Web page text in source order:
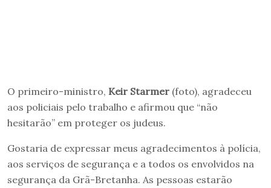
O primeiro-ministro, Keir Starmer (foto), agradeceu
aos policiais pelo trabalho e afirmou que “não
hesitarão” em proteger os judeus.
Gostaria de expressar meus agradecimentos à polícia,
aos serviços de segurança e a todos os envolvidos na
segurança da Grã-Bretanha. As pessoas estarão